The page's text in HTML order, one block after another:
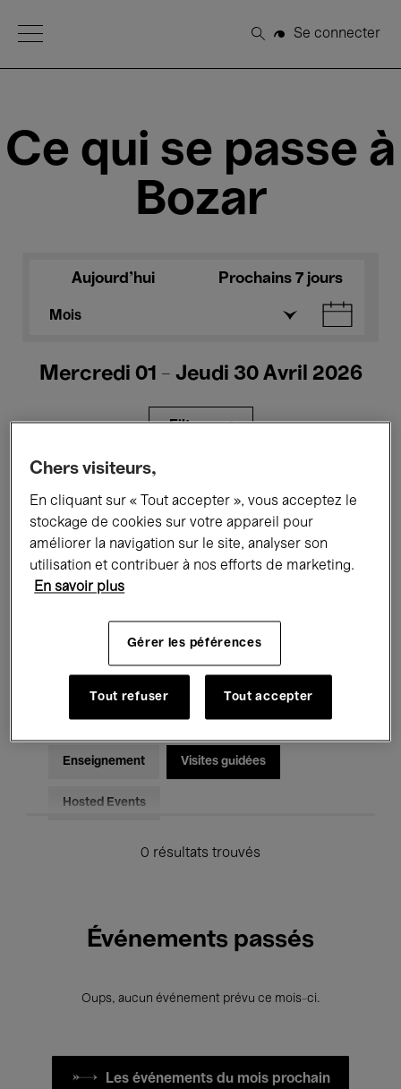
Open Menu
Rechercher
Se connecter
Ce qui se passe à
Bozar
Aujourd'hui Prochains 7 jours
Mois
Mercredi 01 - Jeudi 30 Avril 2026
Filtres
Expositions Films Performances
Rencontres & Débats Jazz
Musique électronique
Pour tous Kids’ Palace
Enseignement Visites guidées
Hosted Events
0 résultats trouvés
Événements passés
Oups, aucun événement prévu ce mois-ci.
Les événements du mois prochain
Chers visiteurs,
En cliquant sur « Tout accepter », vous acceptez le
stockage de cookies sur votre appareil pour
améliorer la navigation sur le site, analyser son
utilisation et contribuer à nos efforts de marketing.
En savoir plus
Gérer les péférences
Tout refuser Tout accepter